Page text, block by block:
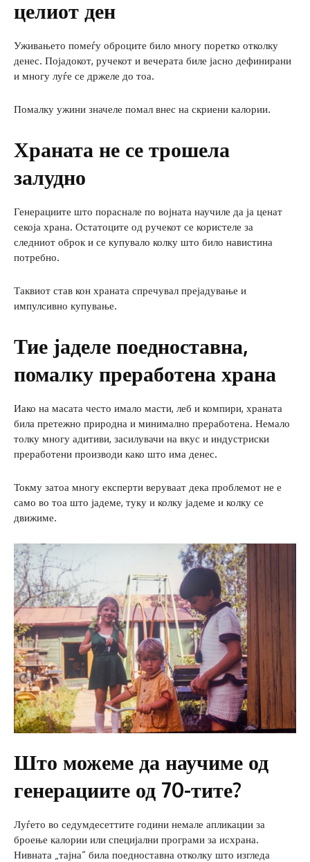
целиот ден
Уживањето помеѓу оброците било многу поретко отколку
денес. Појадокот, ручекот и вечерата биле јасно дефинирани
и многу луѓе се држеле до тоа.
Помалку ужини значеле помал внес на скриени калории.
Храната не се трошела
залудно
Генерациите што пораснале по војната научиле да ја ценат
секоја храна. Остатоците од ручекот се користеле за
следниот оброк и се купувало колку што било навистина
потребно.
Таквиот став кон храната спречувал прејадување и
импулсивно купување.
Тие јаделе поедноставна,
помалку преработена храна
Иако на масата често имало масти, леб и компири, храната
била претежно природна и минимално преработена. Немало
толку многу адитиви, засилувачи на вкус и индустриски
преработени производи како што има денес.
Токму затоа многу експерти веруваат дека проблемот не е
само во тоа што јадеме, туку и колку јадеме и колку се
движиме.
Што можеме да научиме од
генерациите од 70-тите?
Луѓето во седумдесеттите години немале апликации за
броење калории или специјални програми за исхрана.
Нивната „тајна“ била поедноставна отколку што изгледа